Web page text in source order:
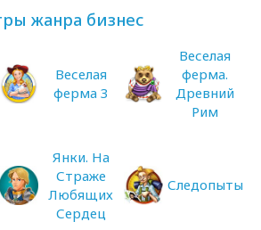
жанра бизнес
Веселая
ферма 3
Веселая
ферма.
Древний
Рим
Янки. На
Страже
Любящих
Сердец
Следопыты